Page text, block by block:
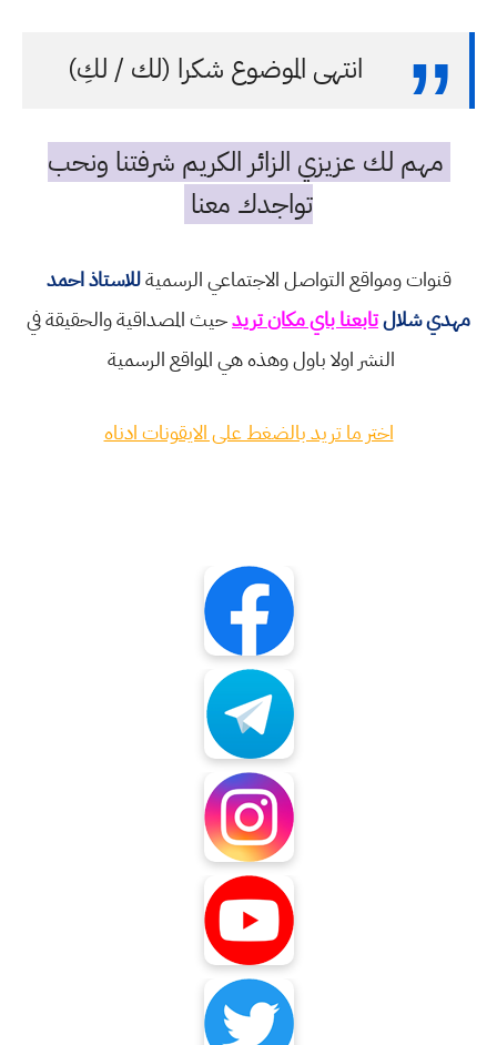
انتهى الموضوع شكرا (لك / لكِ)
مهم لك عزيزي الزائر الكريم شرفتنا ونحب
تواجدك معنا
قنوات ومواقع التواصل الاجتماعي الرسميةللاستاذ احمد
مهدي شلالتابعنا باي مكان تريدحيث المصداقية والحقيقة في
النشر اولا باول وهذه هي المواقع الرسمية
اختر ما تريد بالضغط على الايقونات ادناه